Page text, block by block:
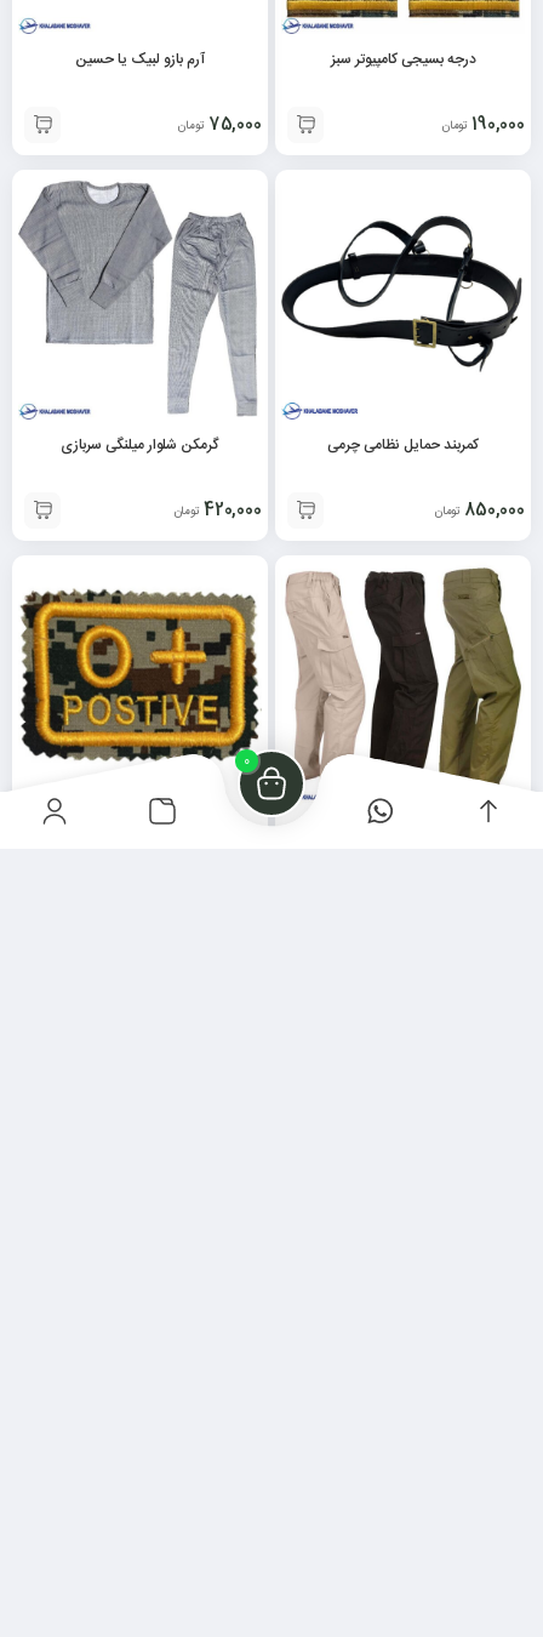
درجه بسیجی کامپیوتر سبز
190,000 تومان
آرم بازو لبیک یا حسین
75,000 تومان
کمربند حمایل نظامی چرمی
850,000 تومان
گرمکن شلوار میلنگی سربازی
420,000 تومان
گروه خونی O مثبت دیجیتال سبز
0